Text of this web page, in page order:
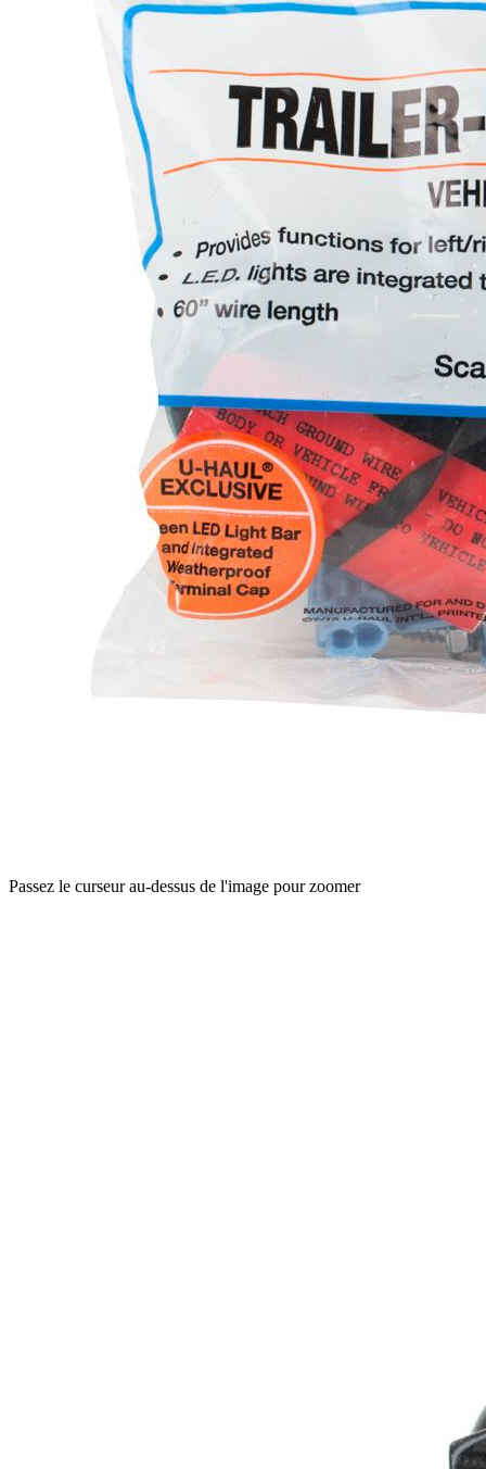
Passez le curseur au-dessus de l'image pour zoomer